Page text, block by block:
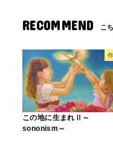
RECOMMEND
この地に生まれⅡ～
sononism～